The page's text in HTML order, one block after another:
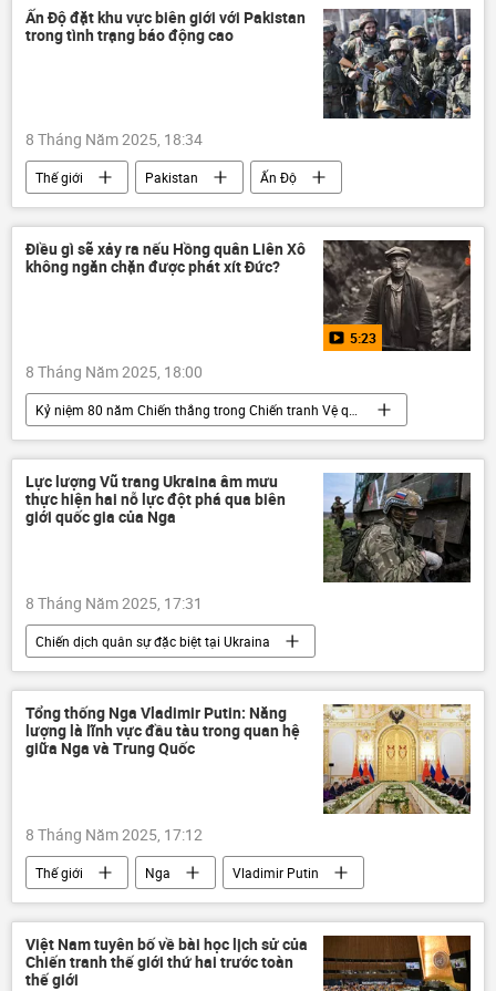
quan hệ
Ấn Độ đặt khu vực biên giới với Pakistan
trong tình trạng báo động cao
8 Tháng Năm 2025, 18:34
Thế giới Pakistan
Ấn Độ
Xung đột Ấn Độ - Pakistan
xung đột quân sự
quốc phòng
Điều gì sẽ xảy ra nếu Hồng quân Liên Xô
không ngăn chặn được phát xít Đức?
5:23
8 Tháng Năm 2025, 18:00
Video
Nga
Đức Quốc xã
Adolf Hitler
Liên Xô
chiến thắng
Chiến thắng
ngày kỷ niệm Chiến thắng
Lực lượng Vũ trang Ukraina âm mưu
thực hiện hai nỗ lực đột phá qua biên
giới quốc gia của Nga
8 Tháng Năm 2025, 17:31
Chiến dịch quân sự đặc biệt tại Ukraina
Thế giới
Nga
Bộ Quốc phòng Nga
Ukraina
xung đột quân sự
Ngừng bắn
Tổng thống Nga Vladimir Putin: Năng
lượng là lĩnh vực đầu tàu trong quan hệ
giữa Nga và Trung Quốc
8 Tháng Năm 2025, 17:12
Thế giới Nga
Vladimir Putin
Trung Quốc
Tập Cận Bình
hợp tác
quan hệ song phương
đàm phán
Việt Nam tuyên bố về bài học lịch sử của
Chiến tranh thế giới thứ hai trước toàn
thế giới